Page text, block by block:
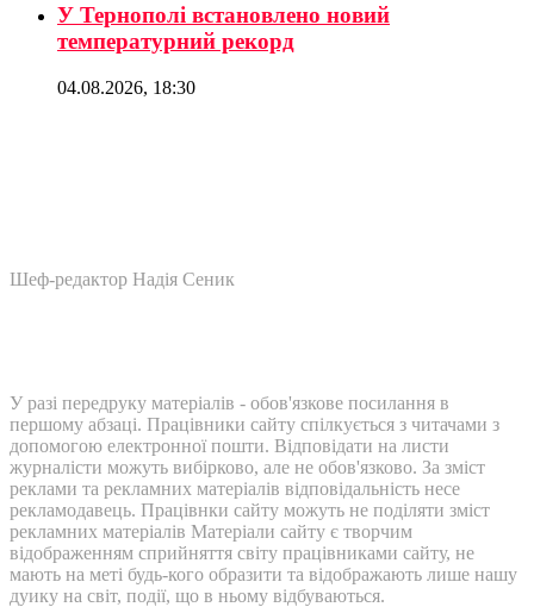
У Тернополі встановлено новий
температурний рекорд
04.08.2026, 18:30
Шеф-редактор Надія Сеник
У разі передруку матеріалів - обов'язкове посилання в
першому абзаці. Працівники сайту спілкується з читачами з
допомогою електронної пошти. Відповідати на листи
журналісти можуть вибірково, але не обов'язково. За зміст
реклами та рекламних матеріалів відповідальність несе
рекламодавець. Працівнки сайту можуть не поділяти зміст
рекламних матеріалів Матеріали сайту є творчим
відображенням сприйняття світу працівниками сайту, не
мають на меті будь-кого образити та відображають лише нашу
дуику на світ, події, що в ньому відбуваються.